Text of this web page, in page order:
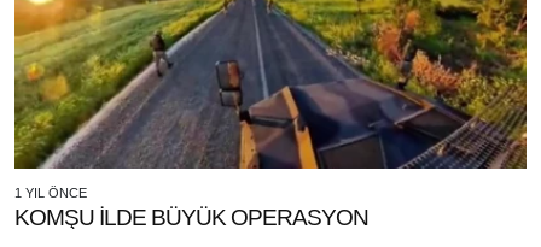
1 YIL ÖNCE
KOMŞU İLDE BÜYÜK OPERASYON